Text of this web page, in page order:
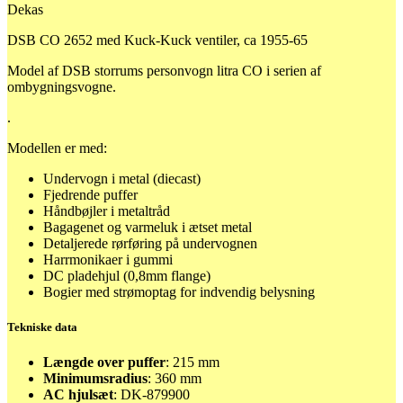
ca
65
Dekas
DSB CO 2652 med Kuck-Kuck ventiler, ca 1955-65
Model af DSB storrums personvogn litra CO i serien af
ombygningsvogne.
.
Modellen er med:
Undervogn i metal (diecast)
Fjedrende puffer
Håndbøjler i metaltråd
Bagagenet og varmeluk i ætset metal
Detaljerede rørføring på undervognen
Harrmonikaer i gummi
DC pladehjul (0,8mm flange)
Bogier med strømoptag for indvendig belysning
Tekniske data
Længde over puffer: 215 mm
Minimumsradius: 360 mm
AC hjulsæt: DK-879900